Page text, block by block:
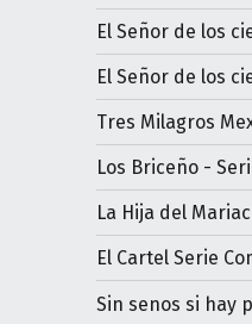
El Señor de los
El Señor de los
Tres Milagros
Los Briceño -
La Hija del
El Cartel Serie
Sin senos si hay